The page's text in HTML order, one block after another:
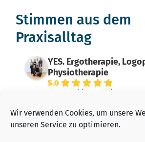
Wir verwenden Cookies, um unsere
unseren Service zu optimieren.
Stimmen aus dem
Praxisalltag
YES. Ergotherapie,
Physiotherapie
5.0
powered by
l
Simone W.